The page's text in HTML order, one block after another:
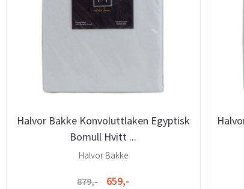
Halvor Bakke Konvoluttlaken Egyptisk
Bomull Hvitt ...
Halvor Bakke
879,- 659,-